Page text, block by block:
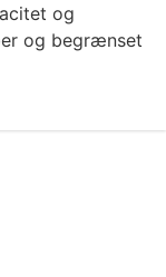
og
og begrænset